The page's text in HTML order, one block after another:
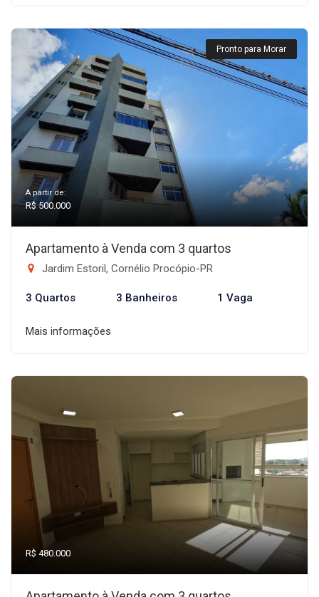
Pronto para Morar
A partir de:
R$ 500.000
Apartamento à Venda com 3 quartos
Jardim Estoril, Cornélio Procópio-PR
3 Quartos 3 Banheiros 1 Vaga
Mais informações
R$ 480.000